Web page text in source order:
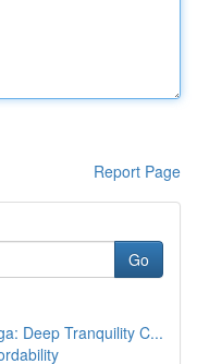
Report Page
Go
Deep Tranquility C...